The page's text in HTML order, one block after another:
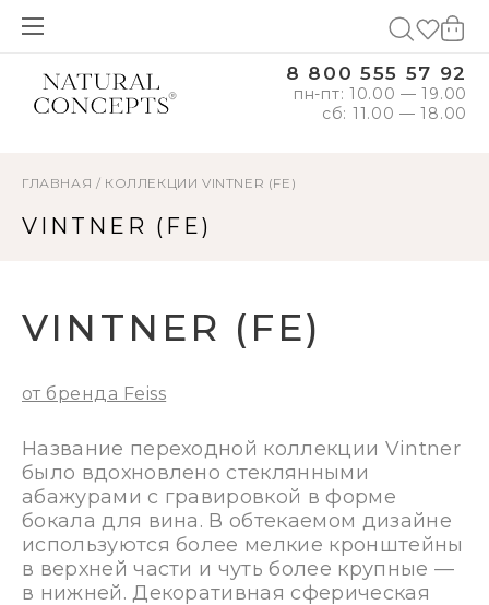
8 800 555 57 92
пн-пт: 10.00 — 19.00
сб: 11.00 — 18.00
ГЛАВНАЯ / КОЛЛЕКЦИИ VINTNER (FE)
VINTNER (FE)
VINTNER (FE)
от бренда Feiss
Название переходной коллекции Vintner
было вдохновлено стеклянными
абажурами с гравировкой в форме
бокала для вина. В обтекаемом дизайне
используются более мелкие кронштейны
в верхней части и чуть более крупные —
в нижней. Декоративная сферическая